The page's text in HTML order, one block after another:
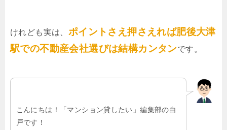
けれども実は、 ポイントさえ押さえれば肥後大津
駅での不動産会社選びは結構カンタンです。
こんにちは！「マンション貸したい」編集部の白
戸です！